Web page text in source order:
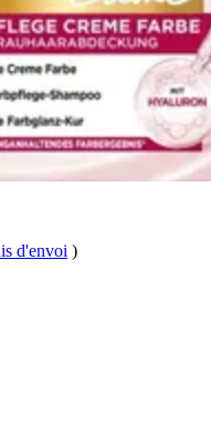
d'envoi )